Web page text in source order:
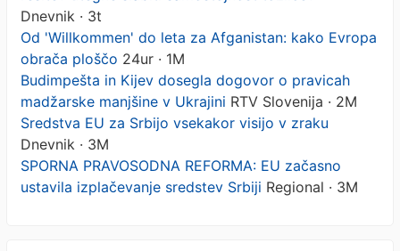
Dnevnik · 3t
Od 'Willkommen' do leta za Afganistan: kako Evropa
obrača ploščo 24ur · 1M
Budimpešta in Kijev dosegla dogovor o pravicah
madžarske manjšine v Ukrajini RTV Slovenija · 2M
Sredstva EU za Srbijo vsekakor visijo v zraku
Dnevnik · 3M
SPORNA PRAVOSODNA REFORMA: EU začasno
ustavila izplačevanje sredstev Srbiji Regional · 3M